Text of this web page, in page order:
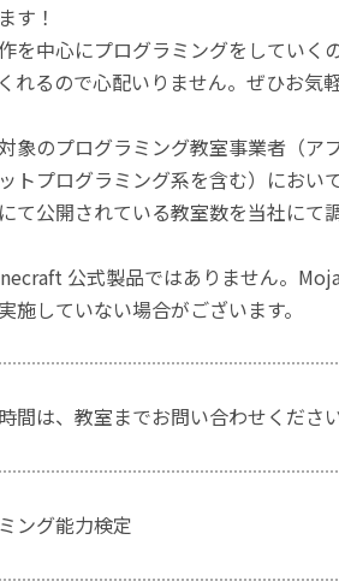
す！
を中心にプログラミングをしていく
れるので心配いりません。ぜひお気
象のプログラミング教室事業者（ア
トプログラミング系を含む）にお
て公開されている教室数を当社にて
公式製品ではありません。
施していない場合がございます。
間は、教室までお問い合わせください
ング能力検定